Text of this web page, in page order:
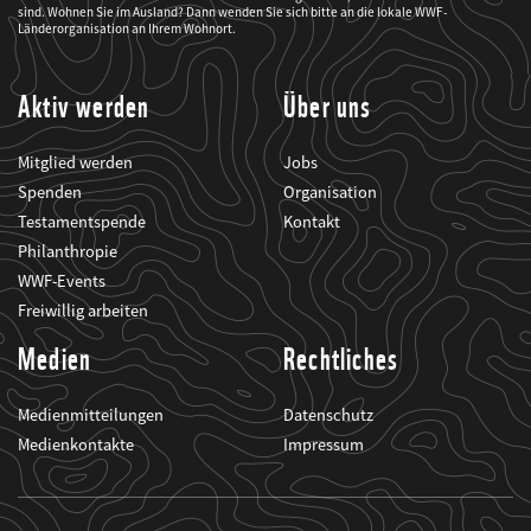
über
seine
Projekte
informiert.
sind. Wohnen Sie im Ausland? Dann wenden Sie sich bitte an die lokale WWF-
Länderorganisation an Ihrem Wohnort.
Aktiv werden
Mitglied werden
Spenden
Testamentspende
Philanthropie
WWF-Events
Freiwillig arbeiten
Über uns
Jobs
Organisation
Kontakt
Medien
Medienmitteilungen
Medienkontakte
Rechtliches
Datenschutz
Impressum